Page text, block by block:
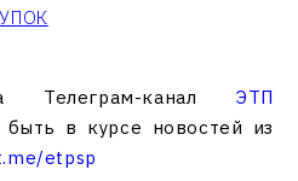
Телеграм-каналЭТП
в курсе новостей из
etpsp